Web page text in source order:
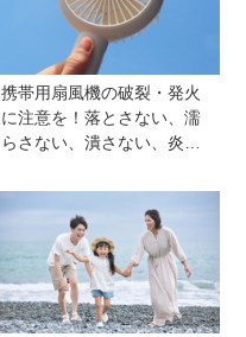
携帯用扇風機の破裂・発火
に注意を！落とさない、濡
らさない、潰さない、炎天